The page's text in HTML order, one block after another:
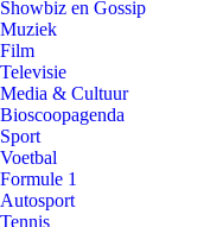
Showbiz en Gossip
Muziek
Film
Televisie
Media & Cultuur
Bioscoopagenda
Sport
Voetbal
Formule 1
Autosport
Tennis